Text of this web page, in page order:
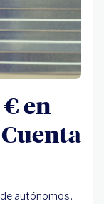
en
autónomos.